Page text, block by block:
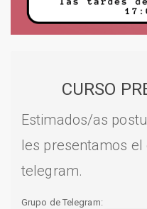
CURSO
Estimados/as
les presentamos
telegram.
Grupo de Telegram: